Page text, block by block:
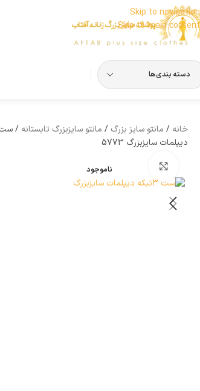
Skip to navigation
Skip to main content
دسته بندی‌ها
خانه مانتو سایز بزرگ مانتو سایزبزرگ تابستانه
دیپلمات سایزبزرگ 5773
ناموجود
بزرگنمایی تصویر